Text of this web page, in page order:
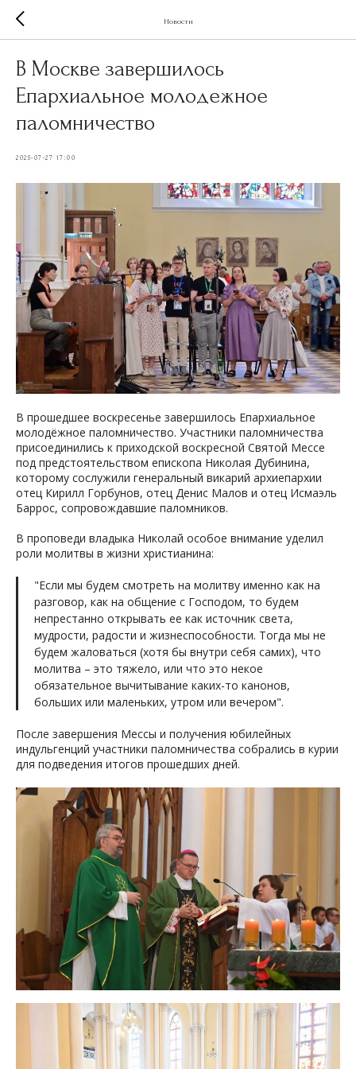
Новости
В Москве завершилось
Епархиальное молодежное
паломничество
2025-07-27 17:00
В прошедшее воскресенье завершилось Епархиальное
молодёжное паломничество. Участники паломничества
присоединились к приходской воскресной Святой Мессе
под предстоятельством епископа Николая Дубинина,
которому сослужили генеральный викарий архиепархии
отец Кирилл Горбунов, отец Денис Малов и отец Исмаэль
Баррос, сопровождавшие паломников.
В проповеди владыка Николай особое внимание уделил
роли молитвы в жизни христианина:
"Если мы будем смотреть на молитву именно как на
разговор, как на общение с Господом, то будем
непрестанно открывать ее как источник света,
мудрости, радости и жизнеспособности. Тогда мы не
будем жаловаться (хотя бы внутри себя самих), что
молитва – это тяжело, или что это некое
обязательное вычитывание каких-то канонов,
больших или маленьких, утром или вечером".
После завершения Мессы и получения юбилейных
индульгенций участники паломничества собрались в курии
для подведения итогов прошедших дней.